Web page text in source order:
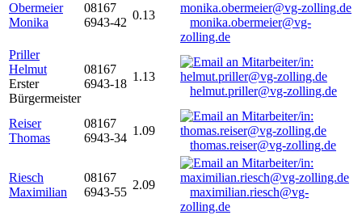
Obermeier
Monika
08167
6943-42
0.13
monika.obermeier@vg-
zolling.de
Priller
Helmut
Erster
Bürgermeister
08167
6943-18
1.13
helmut.priller@vg-zolling.de
Reiser
Thomas
08167
6943-34
1.09
thomas.reiser@vg-zolling.de
Riesch
Maximilian
08167
6943-55
2.09
maximilian.riesch@vg-
zolling.de